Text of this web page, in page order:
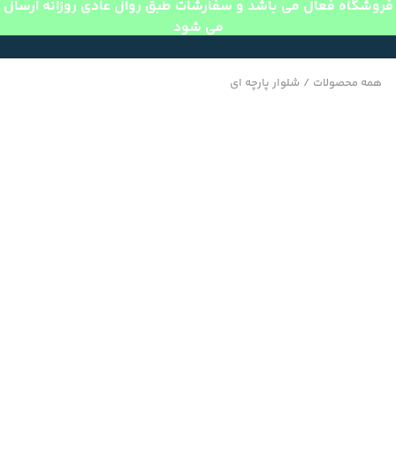
فروشگاه فعال می باشد و سفارشات طبق روال عادی روزانه ارسال
می شود
همه محصولات / شلوار پارچه ای